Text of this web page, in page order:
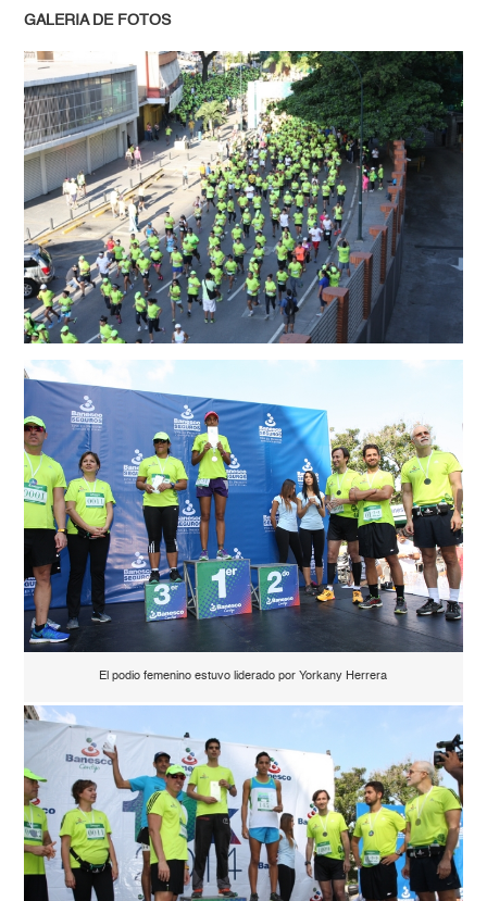
GALERIA DE FOTOS
El podio femenino estuvo liderado por Yorkany Herrera